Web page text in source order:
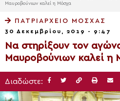
Μαυροβούνιων καλεί η Μόσχα
ΠΑΤΡΙΑΡΧΕΊΟ ΜΌΣΧΑΣ
30 Δεκεμβρίου, 2019 - 9:47
Να στηρίξουν τον
Μαυροβούνιων καλεί η
Διαδώστε: